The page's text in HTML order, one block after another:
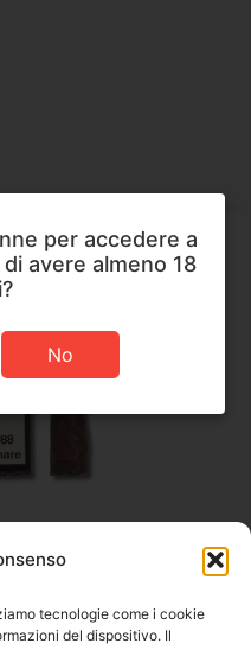
tecnologie come i cookie
del dispositivo. Il
Riserva
× 19 mm
per accedere a
avere almeno 18
No